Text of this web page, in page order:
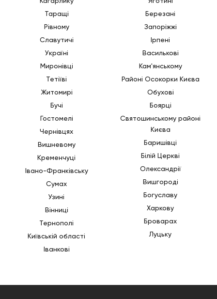
Таращі
Рівному
Славутичі
Україні
Миронівці
Тетіїві
Житомирі
Бучі
Гостомелі
Чернівцях
Вишневому
Кременчуці
Івано-Франківську
Сумах
Узині
Вінниці
Тернополі
Київській області
Іванкові
Березані
Запоріжжі
Ірпені
Василькові
Кам'янському
Районі Осокорки Києва
Обухові
Боярці
Святошинському районі
Києва
Баришівці
Білій Церкві
Олександрії
Вишгороді
Богуславу
Харкову
Броварах
Луцьку